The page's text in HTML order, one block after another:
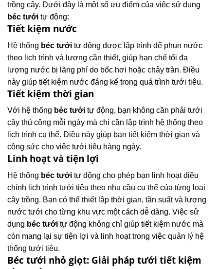
trồng cây. Dưới đây là một số ưu điểm của việc sử dụng
béc tưới tự động:
Tiết kiệm nước
Hệ thống béc tưới tự động được lập trình để phun nước
theo lịch trình và lượng cần thiết, giúp hạn chế tối đa
lượng nước bị lãng phí do bốc hơi hoặc chảy tràn. Điều
này giúp tiết kiệm nước đáng kể trong quá trình tưới tiêu.
Tiết kiệm thời gian
Với hệ thống béc tưới tự động, bạn không cần phải tưới
cây thủ công mỗi ngày mà chỉ cần lập trình hệ thống theo
lịch trình cụ thể. Điều này giúp bạn tiết kiệm thời gian và
công sức cho việc tưới tiêu hàng ngày.
Linh hoạt và tiện lợi
Hệ thống béc tưới tự động cho phép bạn linh hoạt điều
chỉnh lịch trình tưới tiêu theo nhu cầu cụ thể của từng loại
cây trồng. Bạn có thể thiết lập thời gian, tần suất và lượng
nước tưới cho từng khu vực một cách dễ dàng. Việc sử
dụng béc tưới tự động không chỉ giúp tiết kiệm nước mà
còn mang lại sự tiện lợi và linh hoạt trong việc quản lý hệ
thống tưới tiêu.
Béc tưới nhỏ giọt: Giải pháp tưới tiết kiệm